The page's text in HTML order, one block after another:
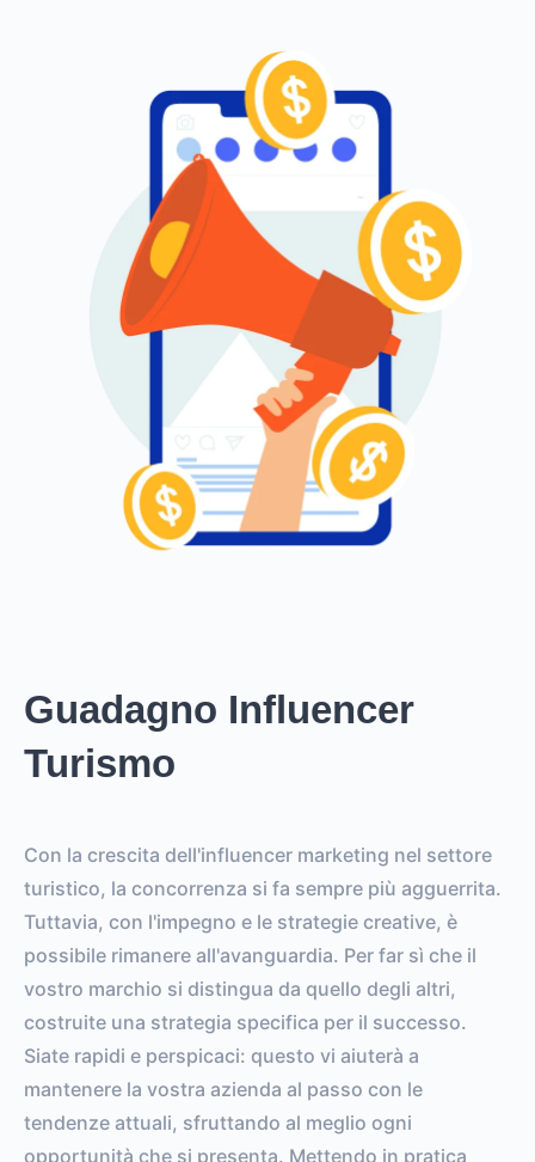
Guadagno Influencer
Turismo
Con la crescita dell'influencer marketing nel settore
turistico, la concorrenza si fa sempre più agguerrita.
Tuttavia, con l'impegno e le strategie creative, è
possibile rimanere all'avanguardia. Per far sì che il
vostro marchio si distingua da quello degli altri,
costruite una strategia specifica per il successo.
Siate rapidi e perspicaci: questo vi aiuterà a
mantenere la vostra azienda al passo con le
tendenze attuali, sfruttando al meglio ogni
opportunità che si presenta. Mettendo in pratica